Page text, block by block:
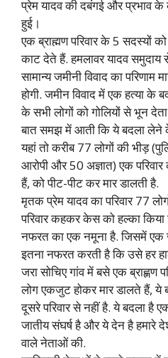
प्रेम यादव की दबंगई और प्रभाव के
हुई।
एक ब्राह्मण परिवार के 5 सदस्यों
काट देते हैं. हमलावर यादव
सामान्य जमीनी विवाद का
होगी. जमीन विवाद में एक हत्या के
के सभी लोगों को गोलियों से भून
बात समझ में आती कि ये बदला लेने
यहां तो करीब 77 लोगों की भीड़
आरोपी और 50 अज्ञात) एक
हैं, को पीट-पीट कर मार डालती है.
मृतक प्रेम यादव का परिवार 77
परिवार कहकर केस को हल्का किया
नफरत का एक नमूना है. जिसमें एक
इतना नफरत करती है कि उसे हर
जरा सोचिए गांव में बसे एक ब्राह्णण
लोग एकजुट होकर मार डालते हैं, ये
दूसरे परिवार से नहीं है. ये बदला है
जातीय संघर्ष है और ये देन है हमारे
वाले नेताओं की.